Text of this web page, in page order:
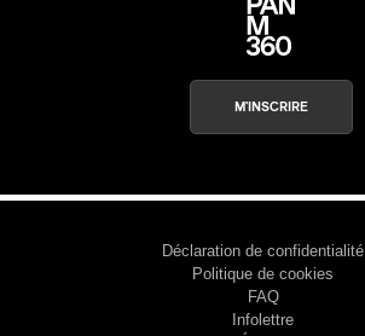
M'INSCRIRE
Déclaration de confidentialité
Politique de cookies
FAQ
Infolettre